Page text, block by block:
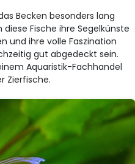
Becken besonders lang
Fische ihre Segelkünste
und ihre volle Faszination
gut abgedeckt sein.
Aquaristik-Fachhandel
Zierfische.